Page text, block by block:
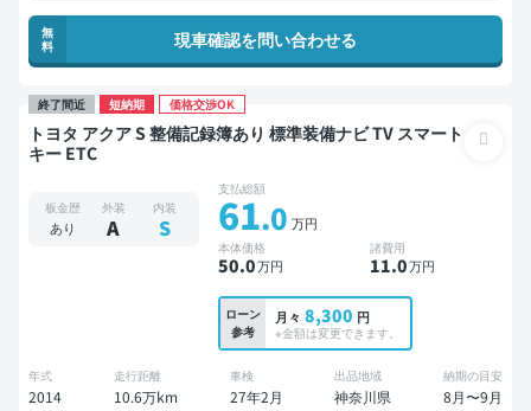
無
料
現車確認を問い合わせる
終了間近 短納期 価格交渉OK
トヨタ アクア S 整備記録簿あり 標準装備ナビ TV スマート
キー ETC
板金歴
あり
外装
A
内装
S
支払総額
61.0 万円
本体価格
50.0万円
諸費用
11.0万円
ローン
参考
月々 8,300 円
※金額は変更できます。
年式
2014
走行距離
10.6万km
車検
27年2月
出品地域
神奈川県
納期の目安
8月〜9月